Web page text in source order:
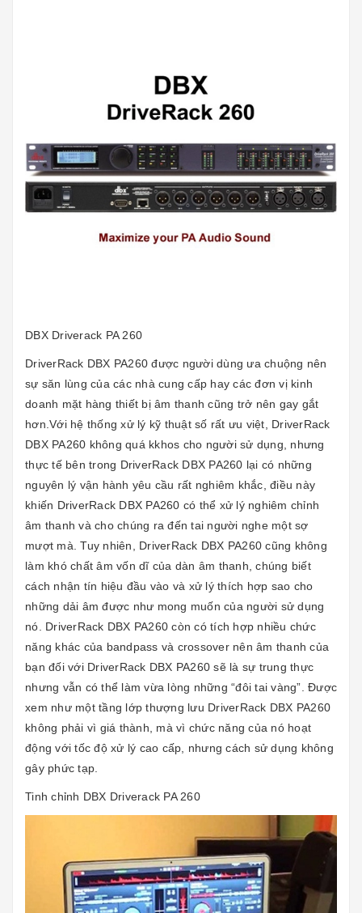
DBX Driverack PA 260
DriverRack DBX PA260 được người dùng ưa chuộng nên
sự săn lùng của các nhà cung cấp hay các đơn vị kinh
doanh mặt hàng thiết bị âm thanh cũng trở nên gay gắt
hơn.Với hệ thống xử lý kỹ thuật số rất ưu việt, DriverRack
DBX PA260 không quá kkhos cho người sử dụng, nhưng
thực tế bên trong DriverRack DBX PA260 lại có những
nguyên lý vận hành yêu cầu rất nghiêm khắc, điều này
khiến DriverRack DBX PA260 có thể xử lý nghiêm chỉnh
âm thanh và cho chúng ra đến tai người nghe một sợ
mượt mà. Tuy nhiên, DriverRack DBX PA260 cũng không
làm khó chất âm vốn dĩ của dàn âm thanh, chúng biết
cách nhận tín hiệu đầu vào và xử lý thích hợp sao cho
những dải âm được như mong muốn của người sử dụng
nó. DriverRack DBX PA260 còn có tích hợp nhiều chức
năng khác của bandpass và crossover nên âm thanh của
bạn đối với DriverRack DBX PA260 sẽ là sự trung thực
nhưng vẫn có thể làm vừa lòng những “đôi tai vàng”. Được
xem như một tầng lớp thượng lưu DriverRack DBX PA260
không phải vì giá thành, mà vì chức năng của nó hoạt
động với tốc độ xử lý cao cấp, nhưng cách sử dụng không
gây phức tạp.
Tinh chỉnh DBX Driverack PA 260